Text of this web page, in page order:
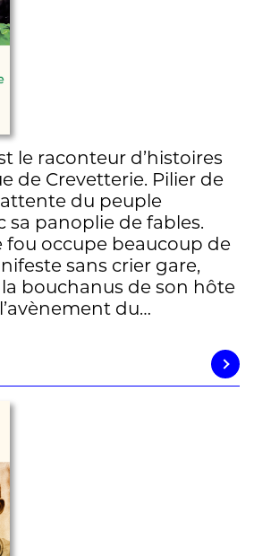
le raconteur d’histoires
de Crevetterie. Pilier de
du peuple
sa panoplie de fables.
fou occupe beaucoup de
sans crier gare,
la bouchanus de son hôte
du…